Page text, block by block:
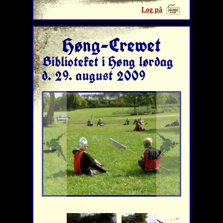
Log på
Høng-Crewet
Biblioteket i Høng lørdag
d. 29. august 2009